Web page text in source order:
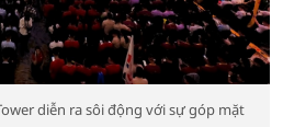
diễn ra sôi động với sự góp mặt